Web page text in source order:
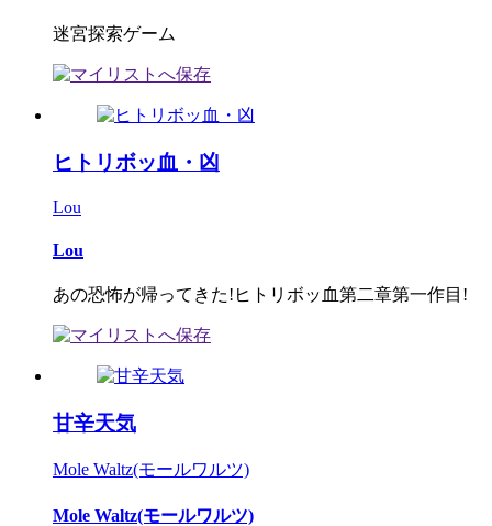
迷宮探索ゲーム
ヒトリボッ血・凶
Lou
Lou
あの恐怖が帰ってきた!ヒトリボッ血第二章第一作目!
甘辛天気
Mole Waltz(モールワルツ)
Mole Waltz(モールワルツ)